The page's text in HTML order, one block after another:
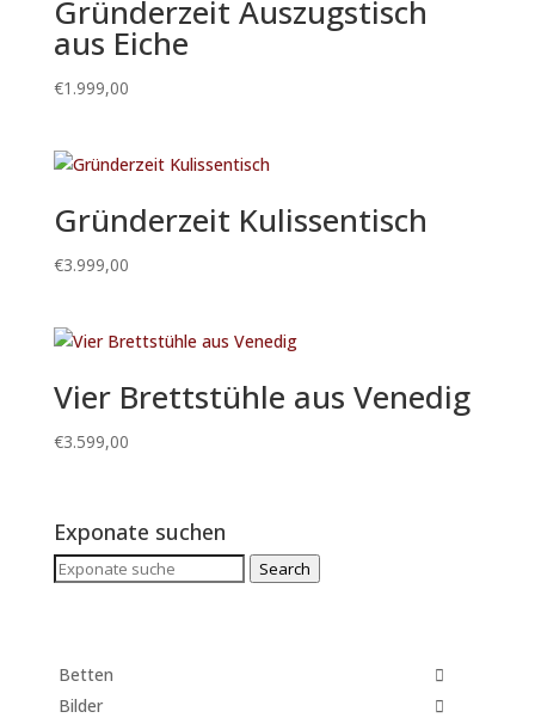
Gründerzeit Auszugstisch
aus Eiche
€1.999,00
Gründerzeit Kulissentisch
€3.999,00
Vier Brettstühle aus Venedig
€3.599,00
Exponate suchen
Search
Search
Betten
Bilder